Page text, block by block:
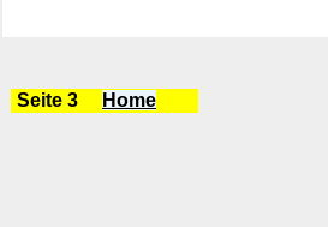
Seite 3 Home